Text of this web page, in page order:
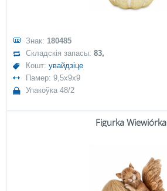
Знак: 180485
Складскія запасы:83,
Кошт:увайдзіце
Памер: 9,5x9x9
Упакоўка 48/2
Figurka Wiewiórka